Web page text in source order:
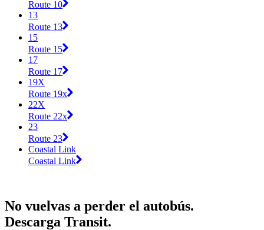
Route 10
13
Route 13
15
Route 15
17
Route 17
19X
Route 19x
22X
Route 22x
23
Route 23
Coastal Link
Coastal Link
No vuelvas a perder el autobús.
Descarga Transit.